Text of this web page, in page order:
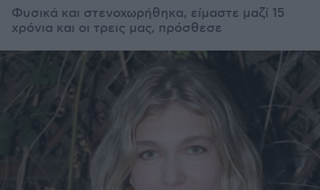
Φυσικά και στενοχωρήθηκα, είμαστε μαζί 15
χρόνια και οι τρεις μας, πρόσθεσε